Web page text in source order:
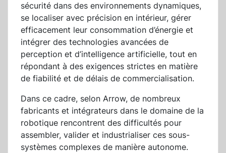
sécurité dans des environnements dynamiques,
se localiser avec précision en intérieur, gérer
efficacement leur consommation d’énergie et
intégrer des technologies avancées de
perception et d’intelligence artificielle, tout en
répondant à des exigences strictes en matière
de fiabilité et de délais de commercialisation.
Dans ce cadre, selon Arrow, de nombreux
fabricants et intégrateurs dans le domaine de la
robotique rencontrent des difficultés pour
assembler, valider et industrialiser ces sous-
systèmes complexes de manière autonome.